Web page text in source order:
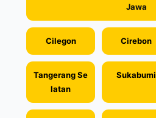
Jawa
Cilegon Cirebon
Tangerang Se
latan
Sukabumi